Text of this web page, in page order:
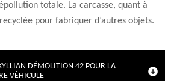
totale. La carcasse, quant à
pour fabriquer d’autres objets.
DÉMOLITION 42 POUR LA
VÉHICULE